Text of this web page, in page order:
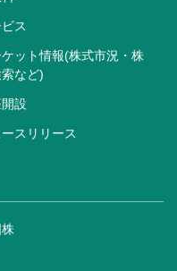
ス
ケット情報(株式市況・株
など)
設
スリリース